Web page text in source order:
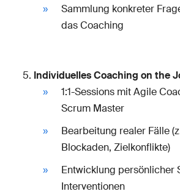
Sammlung konkreter
das Coaching
Individuelles Coaching on the
1:1-Sessions mit Agile
Scrum Master
Bearbeitung realer Fälle
Blockaden, Zielkonflikte)
Entwicklung persönlicher
Interventionen